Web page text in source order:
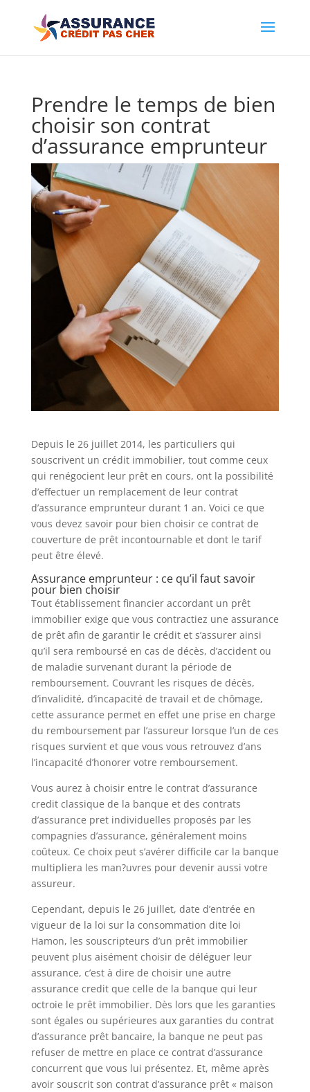
Prendre le temps de bien
choisir son contrat
d’assurance emprunteur
Depuis le 26 juillet 2014, les particuliers qui
souscrivent un crédit immobilier, tout comme ceux
qui renégocient leur prêt en cours, ont la possibilité
d’effectuer un remplacement de leur contrat
d’assurance emprunteur durant 1 an. Voici ce que
vous devez savoir pour bien choisir ce contrat de
couverture de prêt incontournable et dont le tarif
peut être élevé.
Assurance emprunteur : ce qu’il faut savoir
pour bien choisir
Tout établissement financier accordant un prêt
immobilier exige que vous contractiez une assurance
de prêt afin de garantir le crédit et s’assurer ainsi
qu’il sera remboursé en cas de décès, d’accident ou
de maladie survenant durant la période de
remboursement. Couvrant les risques de décès,
d’invalidité, d’incapacité de travail et de chômage,
cette assurance permet en effet une prise en charge
du remboursement par l’assureur lorsque l’un de ces
risques survient et que vous vous retrouvez d’ans
l’incapacité d’honorer votre remboursement.
Vous aurez à choisir entre le contrat d’assurance
credit classique de la banque et des contrats
d’assurance pret individuelles proposés par les
compagnies d’assurance, généralement moins
coûteux. Ce choix peut s’avérer difficile car la banque
multipliera les man?uvres pour devenir aussi votre
assureur.
Cependant, depuis le 26 juillet, date d’entrée en
vigueur de la loi sur la consommation dite loi
Hamon, les souscripteurs d’un prêt immobilier
peuvent plus aisément choisir de déléguer leur
assurance, c’est à dire de choisir une autre
assurance credit que celle de la banque qui leur
octroie le prêt immobilier. Dès lors que les garanties
sont égales ou supérieures aux garanties du contrat
d’assurance prêt bancaire, la banque ne peut pas
refuser de mettre en place ce contrat d’assurance
concurrent que vous lui présentez. Et, même après
avoir souscrit son contrat d’assurance prêt « maison